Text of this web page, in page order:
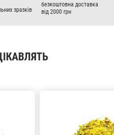
зразків
безкоштовна доставка
від 2000 грн